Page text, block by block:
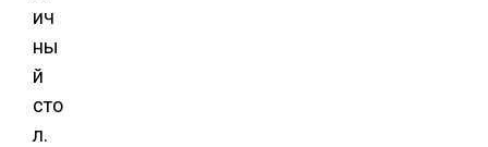
ич
ны
й
сто
л.